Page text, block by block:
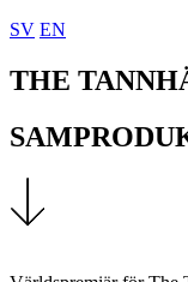
SV EN
THE